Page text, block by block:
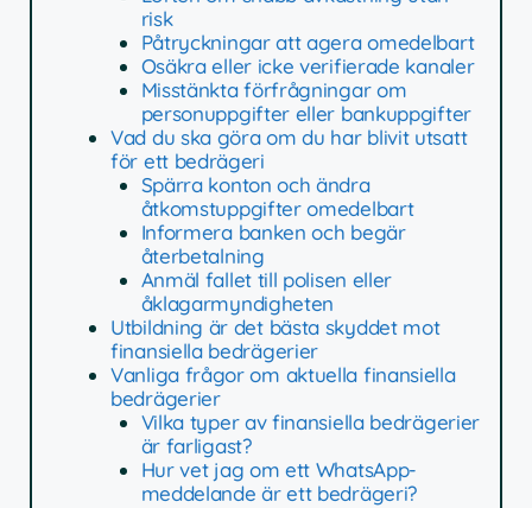
risk
Påtryckningar att agera omedelbart
Osäkra eller icke verifierade kanaler
Misstänkta förfrågningar om
personuppgifter eller bankuppgifter
Vad du ska göra om du har blivit utsatt
för ett bedrägeri
Spärra konton och ändra
åtkomstuppgifter omedelbart
Informera banken och begär
återbetalning
Anmäl fallet till polisen eller
åklagarmyndigheten
Utbildning är det bästa skyddet mot
finansiella bedrägerier
Vanliga frågor om aktuella finansiella
bedrägerier
Vilka typer av finansiella bedrägerier
är farligast?
Hur vet jag om ett WhatsApp-
meddelande är ett bedrägeri?